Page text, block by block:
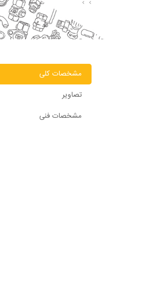
شیر آبگرمکن
مشخصات کلی
تصاویر
مشخصات فنی